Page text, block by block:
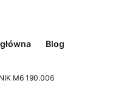
Blog
M6 190.006